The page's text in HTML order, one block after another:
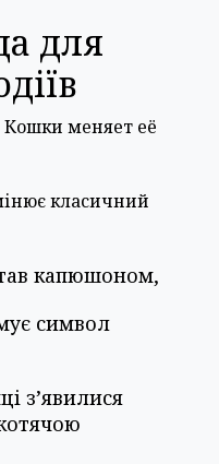
для
класичний
капюшоном,
символ
з’явилися